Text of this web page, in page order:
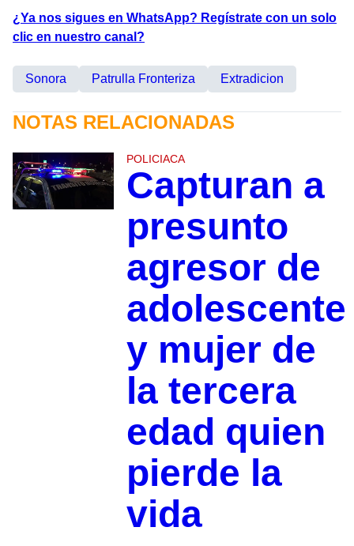
¿Ya nos sigues en WhatsApp? Regístrate con un solo
clic en nuestro canal?
Sonora Patrulla Fronteriza Extradicion
NOTAS RELACIONADAS
POLICIACA
Capturan a
presunto
agresor de
adolescente
y mujer de
la tercera
edad quien
pierde la
vida